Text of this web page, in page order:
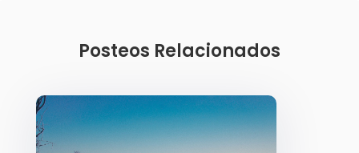
Posteos Relacionados